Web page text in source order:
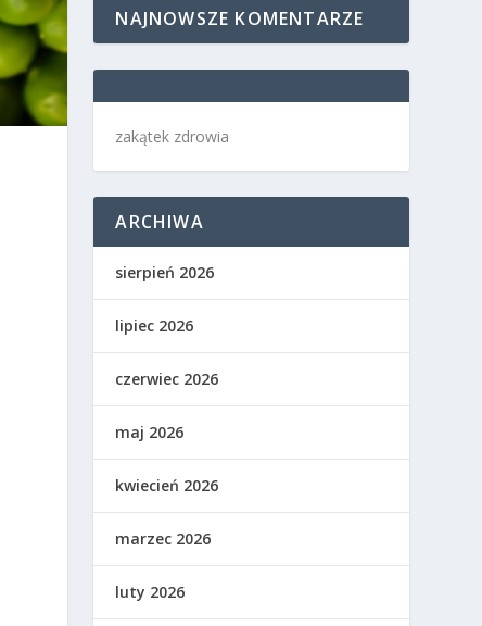
NAJNOWSZE KOMENTARZE
zakątek zdrowia
ARCHIWA
sierpień 2026
lipiec 2026
czerwiec 2026
maj 2026
kwiecień 2026
marzec 2026
luty 2026